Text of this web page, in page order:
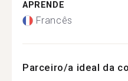
APRENDE
Francês
Parceiro/a ideal da